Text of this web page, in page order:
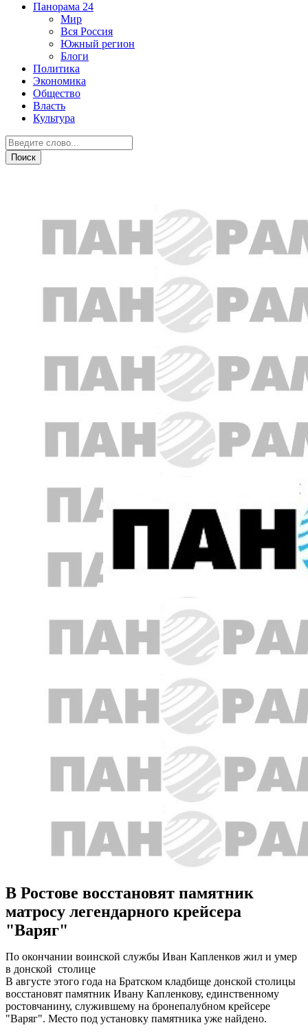
Панорама 24
Мир
Вся Россия
Южный регион
Блоги
Политика
Экономика
Общество
Власть
Культура
В Ростове восстановят памятник
матросу легендарного крейсера
"Варяг"
По окончании воинской службы Иван Капленков жил и умер
в донской столице
В августе этого года на Братском кладбище донской столицы
восстановят памятник Ивану Капленкову, единственному
ростовчанину, служившему на бронепалубном крейсере
"Варяг". Место под установку памятника уже найдено.